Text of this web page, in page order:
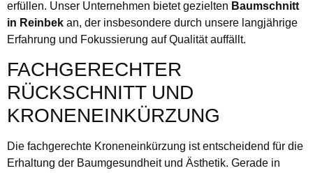
erfüllen. Unser Unternehmen bietet gezielten Baumschnitt
in Reinbek an, der insbesondere durch unsere langjährige
Erfahrung und Fokussierung auf Qualität auffällt.
FACHGERECHTER
RÜCKSCHNITT UND
KRONENEINKÜRZUNG
Die fachgerechte Kroneneinkürzung ist entscheidend für die
Erhaltung der Baumgesundheit und Ästhetik. Gerade in